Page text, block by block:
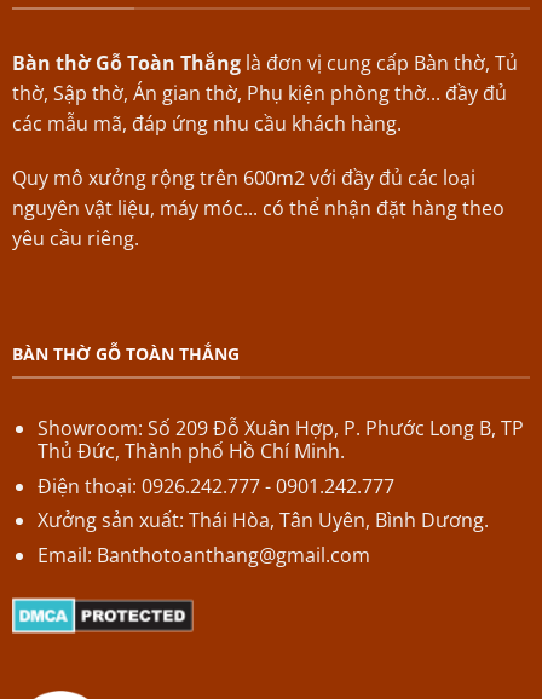
Bàn thờ Gỗ Toàn Thắnglà đơn vị cung cấp Bàn thờ, Tủ
thờ, Sập thờ, Án gian thờ, Phụ kiện phòng thờ... đầy đủ
các mẫu mã, đáp ứng nhu cầu khách hàng.
Quy mô xưởng rộng trên 600m2 với đầy đủ các loại
nguyên vật liệu, máy móc... có thể nhận đặt hàng theo
yêu cầu riêng.
BÀN THỜ GỖ TOÀN THẮNG
Showroom: Số 209 Đỗ Xuân Hợp, P. Phước Long B, TP
Thủ Đức, Thành phố Hồ Chí Minh.
Điện thoại: 0926.242.777 - 0901.242.777
Xưởng sản xuất: Thái Hòa, Tân Uyên, Bình Dương.
Email: Banthotoanthang@gmail.com